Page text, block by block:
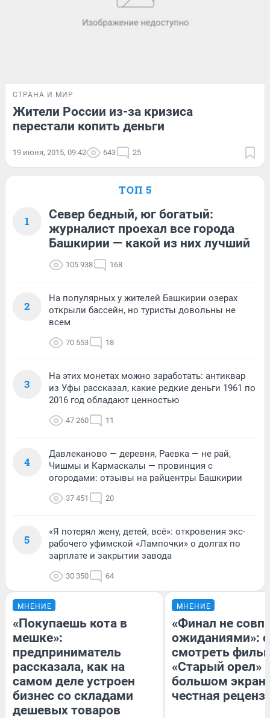
СТРАНА И МИР
Жители России из-за кризиса
перестали копить деньги
19 июня, 2015, 09:42 643 25
ТОП 5
1
Север бедный, юг богатый:
журналист проехал все города
Башкирии — какой из них лучший
105 938 168
2
На популярных у жителей Башкирии озерах
открыли бассейн, но туристы довольны не
всем
70 553 18
3
На этих монетах можно заработать: антиквар
из Уфы рассказал, какие редкие деньги 1961 по
2016 год обладают ценностью
47 260 11
4
Давлеканово — деревня, Раевка — не рай,
Чишмы и Кармаскалы — провинция с
огородами: отзывы на райцентры Башкирии
37 451 20
5
«Я потерял жену, детей, всё»: откровения экс-
рабочего уфимской «Лампочки» о долгах по
зарплате и закрытии завода
30 350 64
МНЕНИЕ
«Покупаешь кота в
мешке»:
предприниматель
рассказала, как на
самом деле устроен
бизнес со складами
дешевых товаров
МНЕНИЕ
«Финал не
ожиданиями»:
смотреть
«Старый орел»
большом
честная